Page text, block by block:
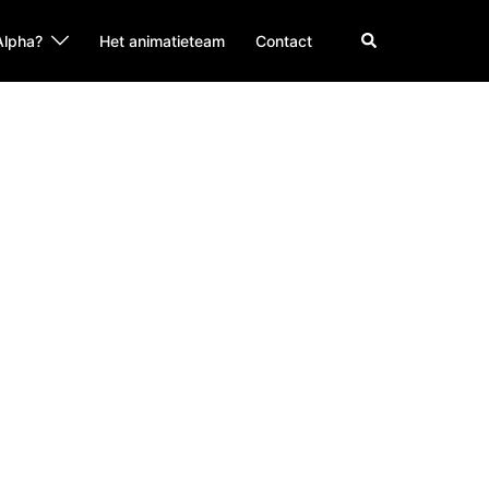
Het animatieteam Contact